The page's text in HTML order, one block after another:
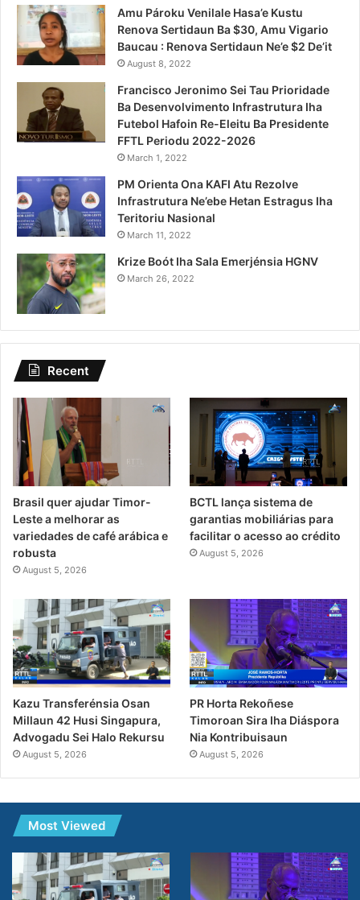
Amu Pároku Venilale Hasa’e Kustu
Renova Sertidaun Ba $30, Amu Vigario
Baucau : Renova Sertidaun Ne’e $2 De’it
August 8, 2022
Francisco Jeronimo Sei Tau Prioridade
Ba Desenvolvimento Infrastrutura Iha
Futebol Hafoin Re-Eleitu Ba Presidente
FFTL Periodu 2022-2026
March 1, 2022
PM Orienta Ona KAFI Atu Rezolve
Infrastrutura Ne’ebe Hetan Estragus Iha
Teritoriu Nasional
March 11, 2022
Krize Boót Iha Sala Emerjénsia HGNV
March 26, 2022
Recent
Brasil quer ajudar Timor-
Leste a melhorar as
variedades de café arábica e
robusta
August 5, 2026
BCTL lança sistema de
garantias mobiliárias para
facilitar o acesso ao crédito
August 5, 2026
Kazu Transferénsia Osan
Millaun 42 Husi Singapura,
Advogadu Sei Halo Rekursu
August 5, 2026
PR Horta Rekoñese
Timoroan Sira Iha Diáspora
Nia Kontribuisaun
August 5, 2026
Most Viewed